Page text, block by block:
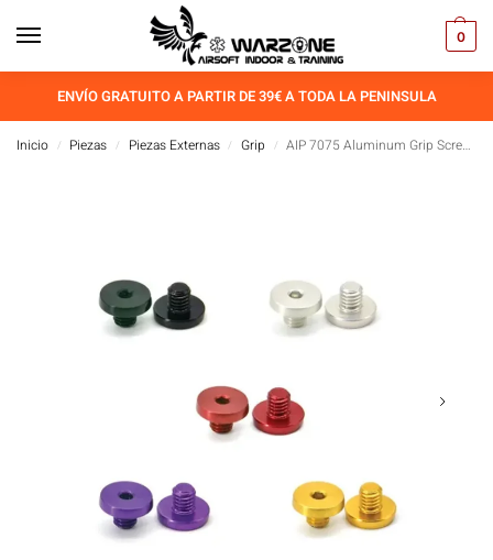
0
ENVÍO GRATUITO A PARTIR DE 39€ A TODA LA PENINSULA
Inicio / Piezas / Piezas Externas / Grip / AIP 7075 Aluminum Grip Screws (Type 5) For TM 4.3/5.1